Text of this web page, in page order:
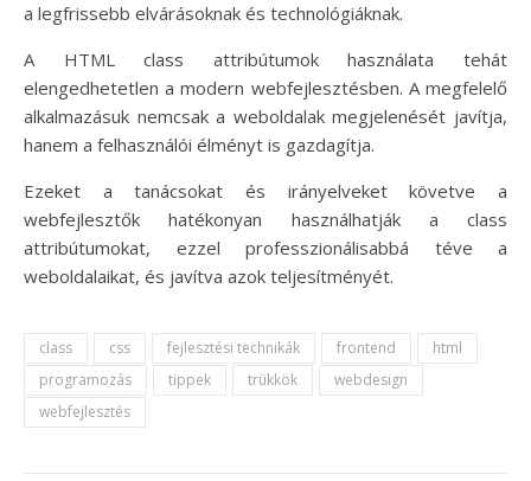
a legfrissebb elvárásoknak és technológiáknak.
A HTML class attribútumok használata tehát
elengedhetetlen a modern webfejlesztésben. A megfelelő
alkalmazásuk nemcsak a weboldalak megjelenését javítja,
hanem a felhasználói élményt is gazdagítja.
Ezeket a tanácsokat és irányelveket követve a
webfejlesztők hatékonyan használhatják a class
attribútumokat, ezzel professzionálisabbá téve a
weboldalaikat, és javítva azok teljesítményét.
class css fejlesztési technikák frontend
html
programozás
tippek trükkök
webdesign
webfejlesztés